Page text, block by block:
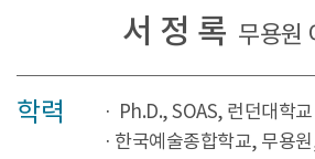
서 정 록 무용원
학력
· Ph.D., SOAS, 런던대학교
· 한국예술종합학교, 무용